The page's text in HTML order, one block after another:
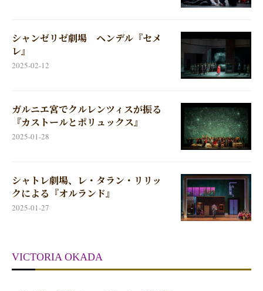
シャンゼリゼ劇場 ヘンデル『セメ
レ』
2025-02-12
ガルニエ宮でクルレンツィスが振る
『カストールとポリュックス』
2025-01-28
シャトレ劇場、レ・タラン・リリッ
クによる『オルランド』
2025-01-27
VICTORIA OKADA